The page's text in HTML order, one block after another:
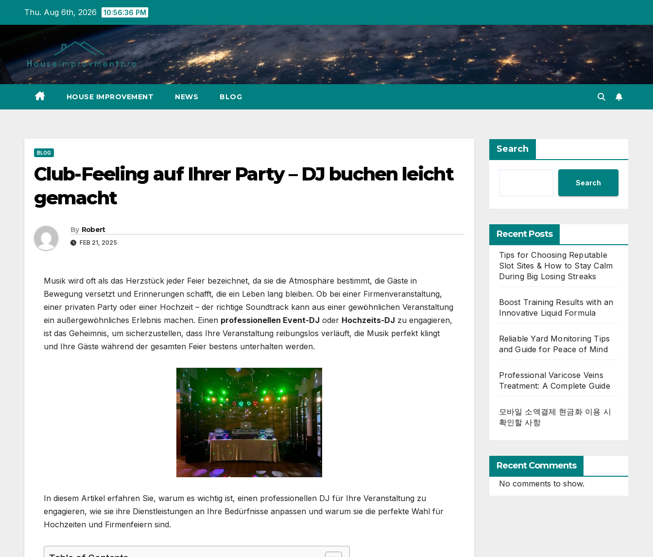
Thu. Aug 6th, 2026 10:56:37 PM
HOUSE IMPROVEMENT NEWS BLOG
BLOG
Club-Feeling auf Ihrer Party – DJ buchen leicht
gemacht
By Robert
FEB 21, 2025
Musik wird oft als das Herzstück jeder Feier bezeichnet, da sie die Atmosphäre bestimmt, die Gäste in
Bewegung versetzt und Erinnerungen schafft, die ein Leben lang bleiben. Ob bei einer Firmenveranstaltung,
einer privaten Party oder einer Hochzeit – der richtige Soundtrack kann aus einer gewöhnlichen Veranstaltung
ein außergewöhnliches Erlebnis machen. Einen professionellen Event-DJ oder Hochzeits-DJ zu engagieren,
ist das Geheimnis, um sicherzustellen, dass Ihre Veranstaltung reibungslos verläuft, die Musik perfekt klingt
und Ihre Gäste während der gesamten Feier bestens unterhalten werden.
In diesem Artikel erfahren Sie, warum es wichtig ist, einen professionellen DJ für Ihre Veranstaltung zu
engagieren, wie sie ihre Dienstleistungen an Ihre Bedürfnisse anpassen und warum sie die perfekte Wahl für
Hochzeiten und Firmenfeiern sind.
Search
Search
Recent Posts
Tips for Choosing Reputable
Slot Sites & How to Stay Calm
During Big Losing Streaks
Boost Training Results with an
Innovative Liquid Formula
Reliable Yard Monitoring Tips
and Guide for Peace of Mind
Professional Varicose Veins
Treatment: A Complete Guide
모바일 소액결제 현금화 이용 시
확인할 사항
Recent Comments
No comments to show.